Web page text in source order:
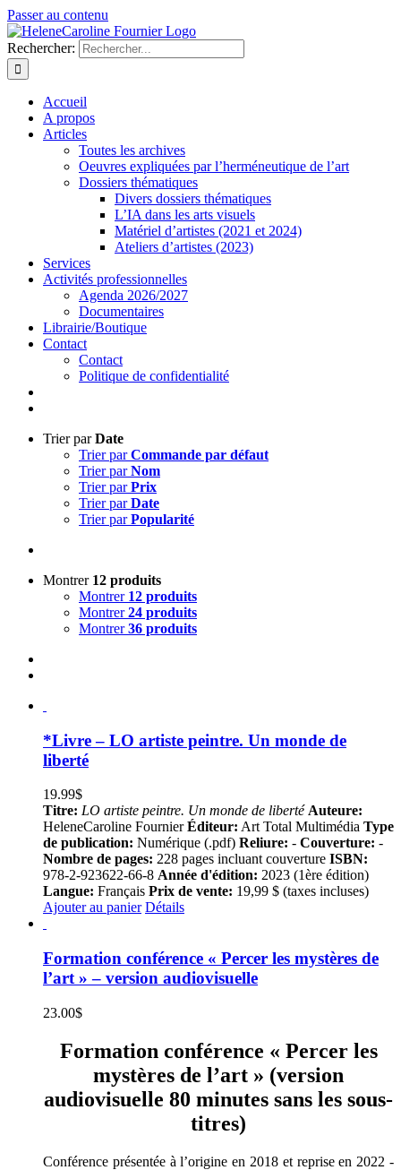
Passer au contenu
Rechercher:
Accueil
A propos
Articles
Toutes les archives
Oeuvres expliquées par l’herméneutique de l’art
Dossiers thématiques
Divers dossiers thématiques
L’IA dans les arts visuels
Matériel d’artistes (2021 et 2024)
Ateliers d’artistes (2023)
Services
Activités professionnelles
Agenda 2026/2027
Documentaires
Librairie/Boutique
Contact
Contact
Politique de confidentialité
Trier parDate
Trier parCommande par défaut
Trier parNom
Trier parPrix
Trier parDate
Trier parPopularité
Montrer 12 produits
Montrer 12 produits
Montrer24 produits
Montrer36 produits
*Livre – LO artiste peintre. Un monde de
liberté
19.99$
Titre: LO artiste peintre. Un monde de liberté Auteure:
HeleneCaroline FournierÉditeur: Art Total Multimédia Type
de publication: Numérique (.pdf) Reliure: - Couverture: -
Nombre de pages: 228 pages incluant couverture ISBN:
978-2-923622-66-8 Année d'édition: 2023 (1ère édition)
Langue: Français Prix de vente: 19,99 $ (taxes incluses)
Ajouter au panier Détails
Formation conférence « Percer les mystères de
l’art » – version audiovisuelle
23.00$
Formation conférence « Percer les
mystères de l’art » (version
audiovisuelle 80 minutes sans les sous-
titres)
Conférence présentée à l’origine en 2018 et reprise en 2022 -